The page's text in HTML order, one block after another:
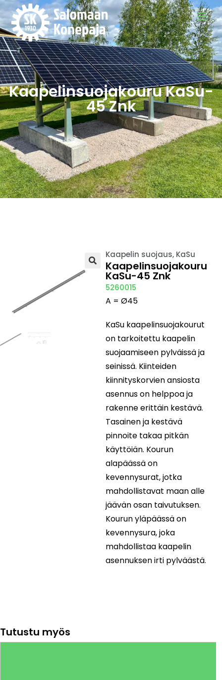
Kaapelinsuojakouru KaSu-
45 Znk
Kaapelin suojaus, KaSu
Kaapelinsuojakouru
KaSu-45 Znk
5260015
A = Ø45
KaSu kaapelinsuojakourut
on tarkoitettu kaapelin
suojaamiseen pylväissä ja
seinissä. Kiinteiden
kiinnityskorvien ansiosta
asennus on helppoa ja
rakenne erittäin kestävä.
Tasainen ja kestävä
pinnoite takaa pitkän
käyttöiän. Kourun
alapäässä on
kevennysurat, jotka
mahdollistavat maan alle
jäävän osan taivutuksen.
Kourun yläpäässä on
kevennysura, joka
mahdollistaa kaapelin
asennuksen irti pylväästä.
Tutustu myös